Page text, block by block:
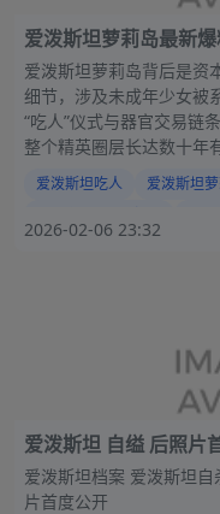
爱泼斯坦萝莉岛最新
西方文明彻底崩盘 梦
爱泼斯坦萝莉岛背后是资
细节，涉及未成年少女被
“吃人”仪式与器官交易链
整个精英圈层长达数十年
爱泼斯坦吃人 爱泼斯坦
2026-02-06 23:32
爱泼斯坦 自缢 后照片
状软骨断裂
爱泼斯坦档案 爱泼斯坦
片首度公开